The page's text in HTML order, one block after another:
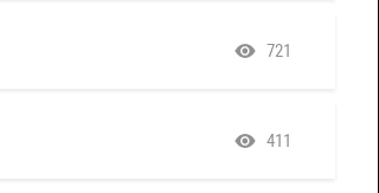
721
411